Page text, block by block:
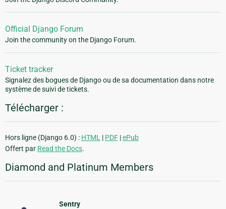
Official Django Forum
Join the community on the Django Forum.
Ticket tracker
Signalez des bogues de Django ou de sa documentation dans notre
système de suivi de tickets.
Télécharger :
Hors ligne (Django 6.0) : HTML | PDF |ePub
Offert par Read the Docs.
Diamond and Platinum Members
Sentry